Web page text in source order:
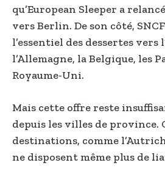
qu’European Sleeper a
vers Berlin. De son côté,
l’essentiel des dessertes vers
l’Allemagne, la Belgique, les
Royaume-Uni.
Mais cette offre reste
depuis les villes de province.
destinations, comme
ne disposent même plus de